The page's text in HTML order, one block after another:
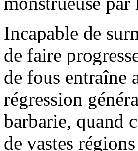
Incapable de
de faire
de fous entraîne
régression
barbarie, quand
de vastes